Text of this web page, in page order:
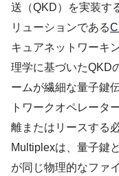
送（QKD）を実装す
リューションである
キュアネットワーキ
理学に基づいたQKD
ームが繊細な量子鍵
トワークオペレータ
離またはリースする
Multiplexは、量子鍵
が同じ物理的なファ